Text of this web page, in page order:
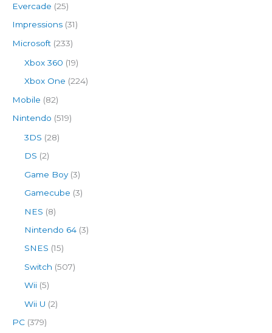
Evercade (25)
Impressions (31)
Microsoft (233)
Xbox 360 (19)
Xbox One (224)
Mobile (82)
Nintendo (519)
3DS (28)
DS (2)
Game Boy(3)
Gamecube (3)
NES (8)
Nintendo 64 (3)
SNES (15)
Switch (507)
Wii (5)
Wii U (2)
PC (379)